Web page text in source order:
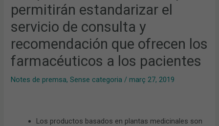
permitirán estandarizar el
servicio de consulta y
recomendación que ofrecen los
farmacéuticos a los pacientes
Notes de premsa,Sense categoria /març 27, 2019
Los productos basados en plantas medicinales son